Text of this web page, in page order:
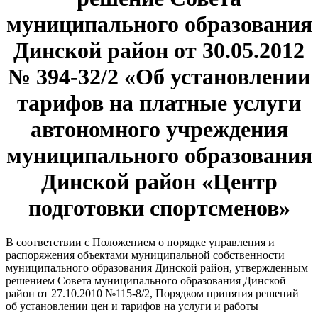
муниципального образования
Динской район от 30.05.2012
№ 394-32/2 «Об установлении
тарифов на платные услуги
автономного учреждения
муниципального образования
Динской район «Центр
подготовки спортсменов»
В соответствии с Положением о порядке управления и
распоряжения объектами муниципальной собственности
муниципального образования Динской район, утвержденным
решением Совета муниципального образования Динской
район от 27.10.2010 №115-8/2, Порядком принятия решений
об установлении цен и тарифов на услуги и работы